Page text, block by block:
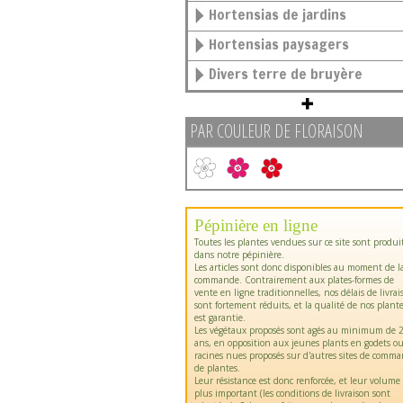
Hortensias de jardins
Hortensias paysagers
Divers terre de bruyère
PAR COULEUR DE FLORAISON
Pépinière en ligne
Toutes les plantes vendues sur ce site sont
dans notre pépinière.
Les articles sont donc disponibles au moment de la
commande. Contrairement aux plates-formes de
vente en ligne traditionnelles, nos délais de
sont fortement réduits, et la qualité de nos
est garantie.
Les végétaux proposés sont agés au minimum de
ans, en opposition aux jeunes plants en godets
racines nues proposés sur d'autres sites de
de plantes.
Leur résistance est donc renforcée, et leur volume
plus important (les conditions de livraison sont